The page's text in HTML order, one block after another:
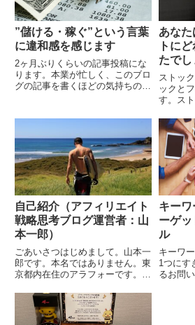
”儲ける・稼ぐ”という言葉
に違和感を感じます
2ヶ月ぶりくらいの記事投稿にな
ります。本業が忙しく、このブロ
グの記事を書くほどの気持ちの余
徐々に記事を書くペースを上げて
あなた
トに
たでし
ストッ
ックと
す。ス
ロー（
くもの
エイト
自己紹介（アフィリエイト
戦略思考ブログ運営者：山
本一郎）
ごあいさつはじめまして。山本一
郎です。本名ではありません。東
京都内在住のアラフォーです。都
リーマンです。独身の一人暮らし
です。海が好きです。1億6300万
円を超える報酬を...
キーワ
ーゲ
ル
キーワ
1つにす
るお問